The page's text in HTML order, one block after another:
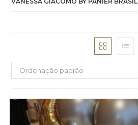
Ordenação padrão